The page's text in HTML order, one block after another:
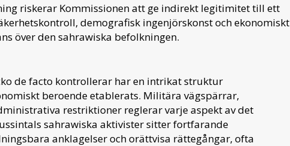
riskerar Kommissionen att ge indirekt legitimitet till ett
demografisk ingenjörskonst och ekonomiskt
över den sahrawiska befolkningen.
de facto kontrollerar har en intrikat struktur
beroende etablerats. Militära vägspärrar,
restriktioner reglerar varje aspekt av det
sahrawiska aktivister sitter fortfarande
anklagelser och orättvisa rättegångar, ofta